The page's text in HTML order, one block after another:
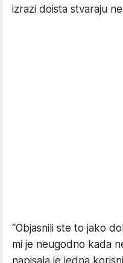
izrazi doista stvaraju
“Objasnili ste to jako
mi je neugodno kada